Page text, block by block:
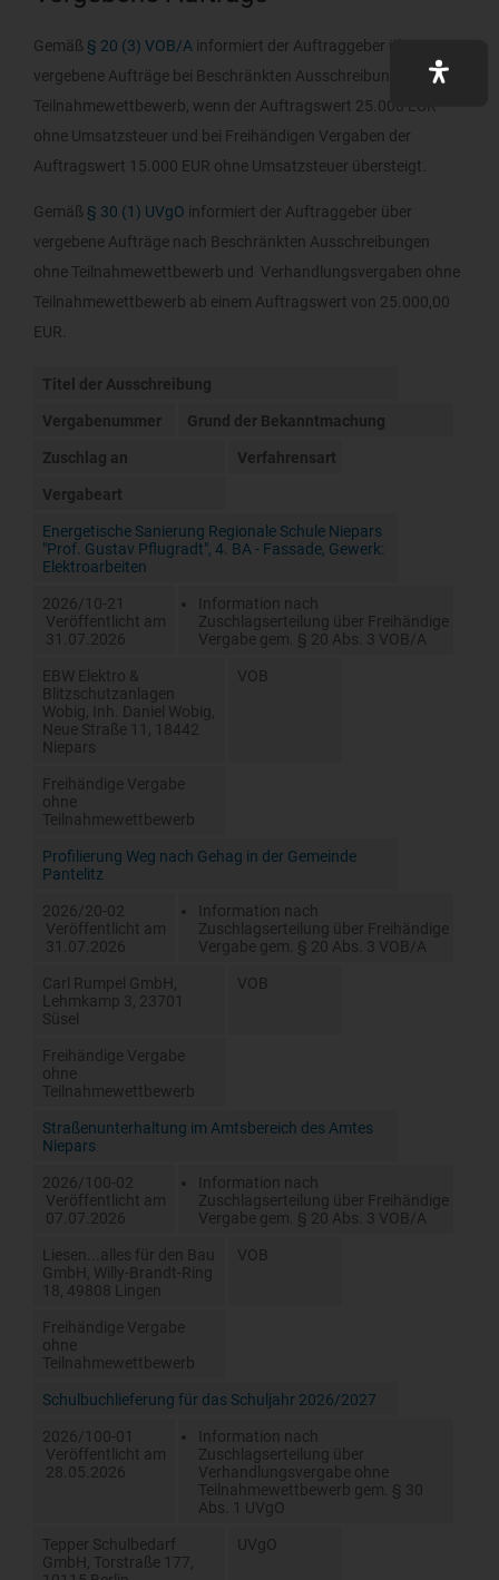
Gemäß § 20 (3) VOB/A informiert der Auftraggeber über
vergebene Aufträge bei Beschränkten Ausschreibungen ohne
Teilnahmewettbewerb, wenn der Auftragswert 25.000 EUR
ohne Umsatzsteuer und bei Freihändigen Vergaben der
Auftragswert 15.000 EUR ohne Umsatzsteuer übersteigt.
Gemäß § 30 (1) UVgO informiert der Auftraggeber über
vergebene Aufträge nach Beschränkten Ausschreibungen
ohne Teilnahmewettbewerb und Verhandlungsvergaben ohne
Teilnahmewettbewerb ab einem Auftragswert von 25.000,00
EUR.
Titel der Ausschreibung
Vergabenummer Grund der Bekanntmachung
Zuschlag an Verfahrensart
Vergabeart
Energetische Sanierung Regionale Schule Niepars
"Prof. Gustav Pflugradt", 4. BA - Fassade, Gewerk:
Elektroarbeiten
2026/10-21
Veröffentlicht am
31.07.2026
Information nach
Zuschlagserteilung über Freihändige
Vergabe gem. § 20 Abs. 3 VOB/A
EBW Elektro &
Blitzschutzanlagen
Wobig, Inh. Daniel Wobig,
Neue Straße 11, 18442
Niepars
VOB
Freihändige Vergabe
ohne
Teilnahmewettbewerb
Profilierung Weg nach Gehag in der Gemeinde
Pantelitz
2026/20-02
Veröffentlicht am
31.07.2026
Information nach
Zuschlagserteilung über Freihändige
Vergabe gem. § 20 Abs. 3 VOB/A
Carl Rumpel GmbH,
Lehmkamp 3, 23701
Süsel
VOB
Freihändige Vergabe
ohne
Teilnahmewettbewerb
Straßenunterhaltung im Amtsbereich des Amtes
Niepars
2026/100-02
Veröffentlicht am
07.07.2026
Information nach
Zuschlagserteilung über Freihändige
Vergabe gem. § 20 Abs. 3 VOB/A
Liesen...alles für den Bau
GmbH, Willy-Brandt-Ring
18, 49808 Lingen
VOB
Freihändige Vergabe
ohne
Teilnahmewettbewerb
Schulbuchlieferung für das Schuljahr 2026/2027
2026/100-01
Veröffentlicht am
28.05.2026
Information nach
Zuschlagserteilung über
Verhandlungsvergabe ohne
Teilnahmewettbewerb gem. § 30
Abs. 1 UVgO
Tepper Schulbedarf
GmbH, Torstraße 177,
UVgO